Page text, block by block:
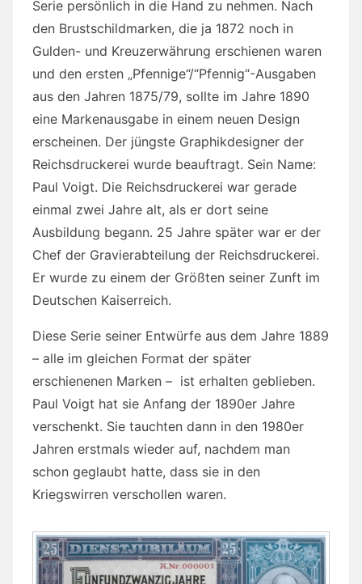
Serie persönlich in die Hand zu nehmen. Nach
den Brustschildmarken, die ja 1872 noch in
Gulden- und Kreuzerwährung erschienen waren
und den ersten „Pfennige“/“Pfennig“-Ausgaben
aus den Jahren 1875/79, sollte im Jahre 1890
eine Markenausgabe in einem neuen Design
erscheinen. Der jüngste Graphikdesigner der
Reichsdruckerei wurde beauftragt. Sein Name:
Paul Voigt. Die Reichsdruckerei war gerade
einmal zwei Jahre alt, als er dort seine
Ausbildung begann. 25 Jahre später war er der
Chef der Gravierabteilung der Reichsdruckerei.
Er wurde zu einem der Größten seiner Zunft im
Deutschen Kaiserreich.
Diese Serie seiner Entwürfe aus dem Jahre 1889
– alle im gleichen Format der später
erschienenen Marken – ist erhalten geblieben.
Paul Voigt hat sie Anfang der 1890er Jahre
verschenkt. Sie tauchten dann in den 1980er
Jahren erstmals wieder auf, nachdem man
schon geglaubt hatte, dass sie in den
Kriegswirren verschollen waren.